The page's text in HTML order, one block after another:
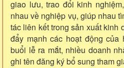
giao lưu, trao đổi kinh
nhau về nghiệp vụ, giúp nhau
tác liên kết trong sản xuất kinh
đẩy mạnh các hoạt động của
buổi lễ ra mắt, nhiều doanh
ghi tên đăng ký bổ sung tham